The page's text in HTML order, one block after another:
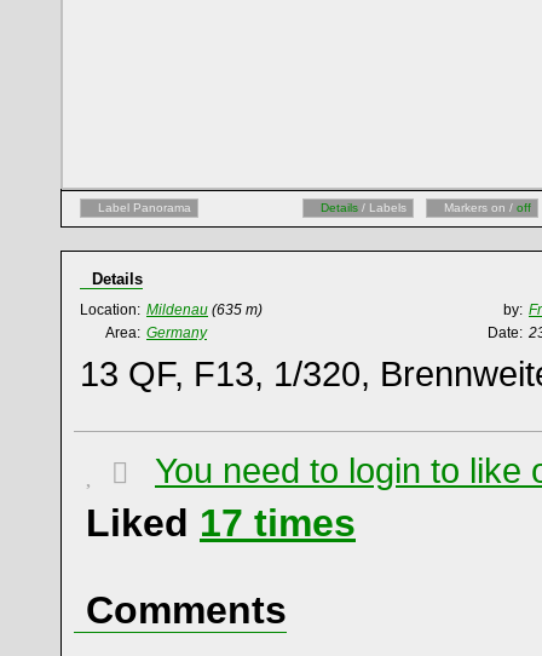
Label Panorama Details / Labels Markers on / off
Details
Location: Mildenau (635 m) by:
Area: Germany Date:
13 QF, F13, 1/320,
You need to login to like
Liked 17 times
Comments